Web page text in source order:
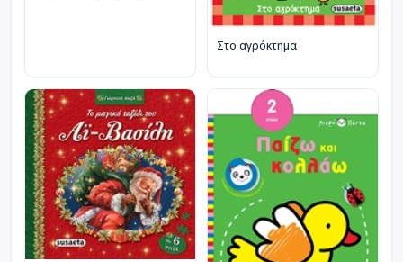
Στο αγρόκτημα